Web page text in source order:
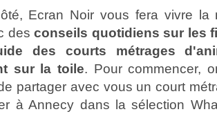
Ecran Noir vous fera vivre la
desconseils quotidiens sur les
des courts métrages
sur la toile. Pour commencer,
partager avec vous un court
à Annecy dans la sélection